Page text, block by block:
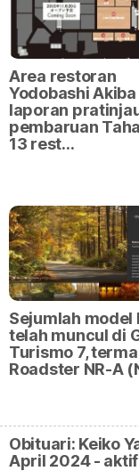
Area restoran
Yodobashi Akiba
laporan
pembaruan
13 rest…
Sejumlah model
telah muncul di
Turismo 7,
Roadster NR-A
Obituari: Keiko
April 2024 -